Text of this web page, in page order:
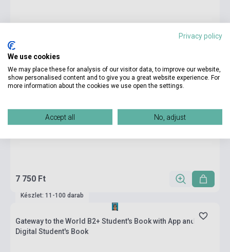
7 750 Ft
Készlet: 11-100 darab
Gateway to the World B2+ Student's Book with App and
Digital Student's Book
Privacy policy
We use cookies
We may place these for analysis of our visitor data, to improve our website,
show personalised content and to give you a great website experience. For
more information about the cookies we use open the settings.
Accept all No, adjust